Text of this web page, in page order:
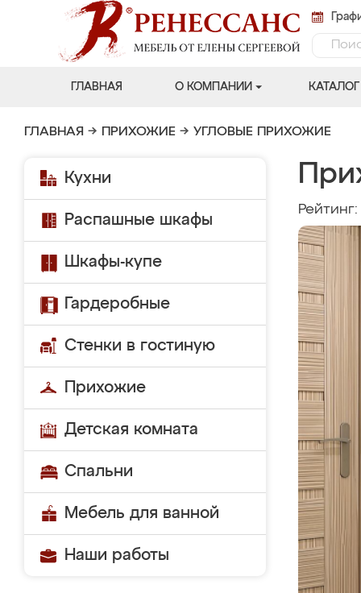
ГЛАВНАЯ О КОМПАНИИ КАТАЛОГ
ГЛАВНАЯ → ПРИХОЖИЕ → УГЛОВЫЕ ПРИХОЖИЕ
Кухни
Распашные шкафы
Шкафы-купе
Гардеробные
Стенки в гостиную
Прихожие
Детская комната
Спальни
Мебель для ванной
Наши работы
Рейтинг: